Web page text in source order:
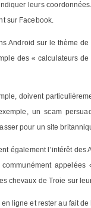
leurs
sur Facebook.
Android sur le thème
des « calculateurs
doivent
un scam
pour un site
également l’intérêt
communément
chevaux de Troie sur
ligne et rester au fait